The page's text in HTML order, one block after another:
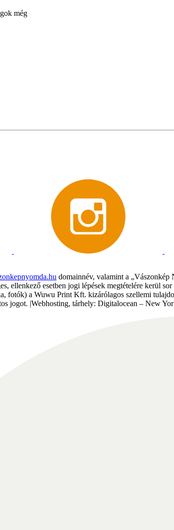
még
domainnév, valamint a „Vászonkép
ellenkező esetben jogi lépések megtételére kerül
fotók) a Wuwu Print Kft. kizárólagos szellemi
jogot. |Webhosting, tárhely: Digitalocean – New